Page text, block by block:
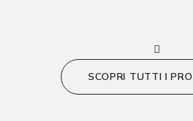
SCOPRI TUTTI I